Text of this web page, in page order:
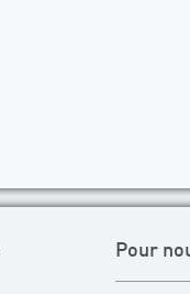
Pour